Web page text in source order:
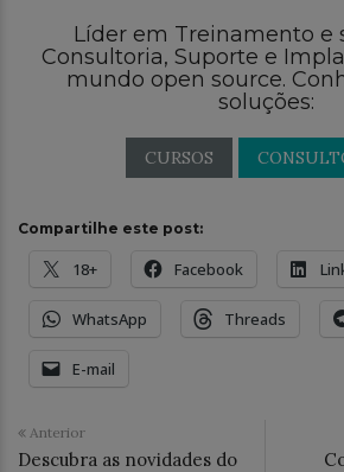
Líder em Treinamento e
Consultoria, Suporte e
mundo open source.
soluções:
CURSOS
Compartilhe este post:
18+ Facebook
WhatsApp Threads
E-mail
Anterior
Descubra as novidades do